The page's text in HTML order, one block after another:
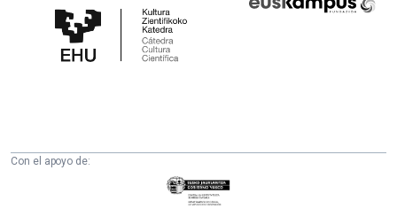
Cultura
Científica
Fundazioa
Con el apoyo de:
Eusko